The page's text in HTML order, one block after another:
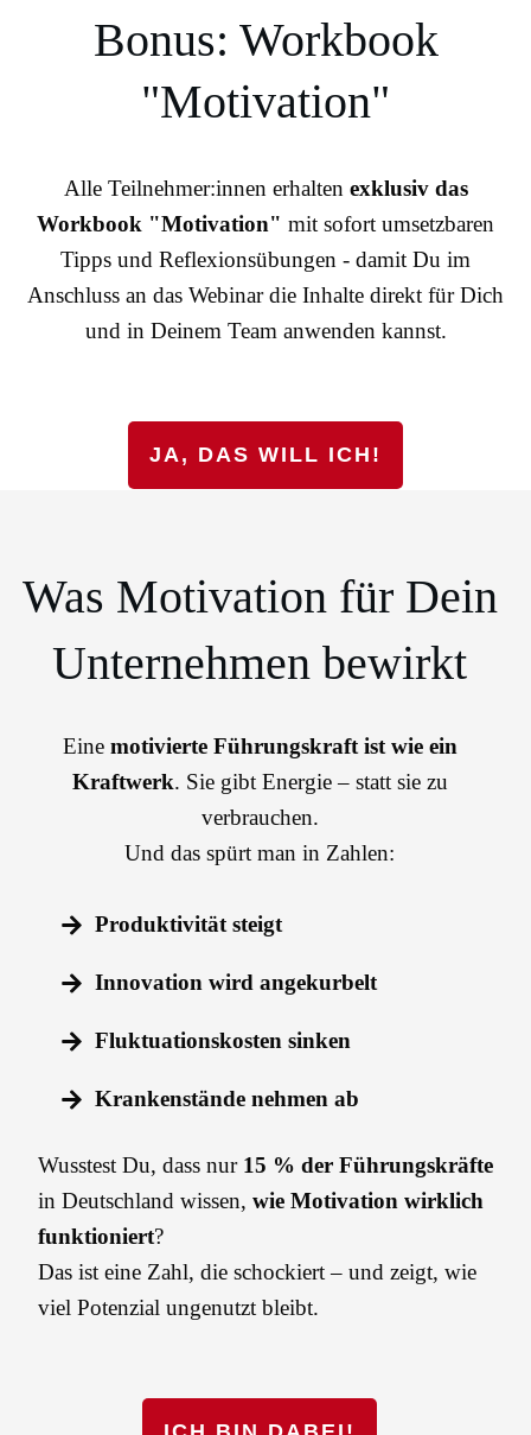
Bonus: Workbook
"Motivation"
Alle Teilnehmer:innen erhalten exklusiv das
Workbook "Motivation" mit sofort umsetzbaren
Tipps und Reflexionsübungen - damit Du im
Anschluss an das Webinar die Inhalte direkt für Dich
und in Deinem Team anwenden kannst.
JA, DAS WILL ICH!
Was Motivation für Dein
Unternehmen bewirkt
Eine motivierte Führungskraft ist wie ein
Kraftwerk. Sie gibt Energie – statt sie zu
verbrauchen.
Und das spürt man in Zahlen:
Produktivität steigt
Innovation wird angekurbelt
Fluktuationskosten sinken
Krankenstände nehmen ab
Wusstest Du, dass nur 15 % der Führungskräfte
in Deutschland wissen, wie Motivation wirklich
funktioniert?
Das ist eine Zahl, die schockiert – und zeigt, wie
viel Potenzial ungenutzt bleibt.